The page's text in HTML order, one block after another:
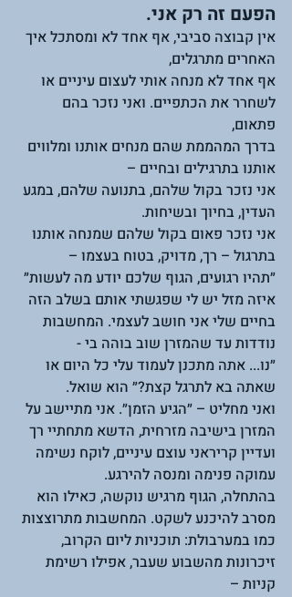
הפעם זה רק אני.
אין קבוצה סביבי, אף אחד לא ומסתכל איך
האחרים מתרגלים,
אף אחד לא מנחה אותי לעצום עיניים או
לשחרר את הכתפיים. ואני נזכר בהם
פתאום,
בדרך המהממת שהם מנחים אותנו ומלווים
אותנו בתרגילים ובחיים –
אני נזכר בקול שלהם, בתנועה שלהם, במגע
העדין, בחיוך ובשיחות.
אני נזכר פאום בקול שלהם שמנחה אותנו
בתרגול – רך, מדויק, בטוח בעצמו –
״תהיו רגועים, הגוף שלכם יודע מה לעשות״
איזה מזל יש לי שפגשתי אותם בשלב הזה
בחיים שלי אני חושב לעצמי. המחשבות
נודדות עד שהמזרן שוב בוהה בי -
״נו... אתה מתכנן לעמוד עלי כל היום או
שאתה בא לתרגל קצת?״ הוא שואל.
ואני מחליט – ״הגיע הזמן״. אני מתיישב על
המזרן בישיבה מזרחית, הדשא מתחתיי רך
ועדיין קריראני עוצם עיניים, לוקח נשימה
עמוקה פנימה ומנסה להירגע.
בהתחלה, הגוף מרגיש נוקשה, כאילו הוא
מסרב להיכנע לשקט. המחשבות מתרוצצות
כמו במערבולת: תוכניות ליום הקרוב,
זיכרונות מהשבוע שעבר, אפילו רשימת
קניות –